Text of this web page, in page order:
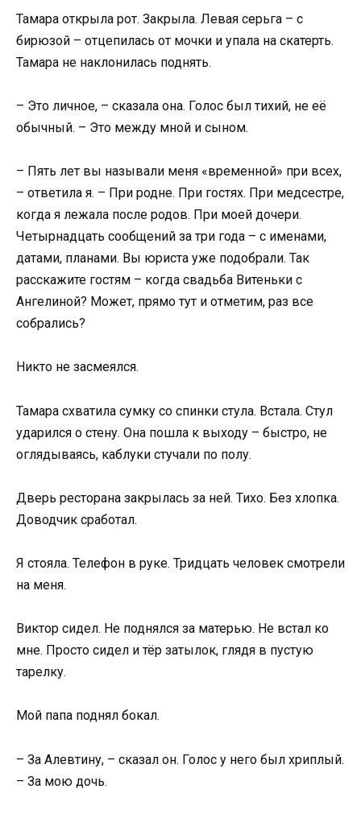
Тамара открыла рот. Закрыла. Левая серьга – с
бирюзой – отцепилась от мочки и упала на скатерть.
Тамара не наклонилась поднять.
– Это личное, – сказала она. Голос был тихий, не её
обычный. – Это между мной и сыном.
– Пять лет вы называли меня «временной» при всех,
– ответила я. – При родне. При гостях. При медсестре,
когда я лежала после родов. При моей дочери.
Четырнадцать сообщений за три года – с именами,
датами, планами. Вы юриста уже подобрали. Так
расскажите гостям – когда свадьба Витеньки с
Ангелиной? Может, прямо тут и отметим, раз все
собрались?
Никто не засмеялся.
Тамара схватила сумку со спинки стула. Встала. Стул
ударился о стену. Она пошла к выходу – быстро, не
оглядываясь, каблуки стучали по полу.
Дверь ресторана закрылась за ней. Тихо. Без хлопка.
Доводчик сработал.
Я стояла. Телефон в руке. Тридцать человек смотрели
на меня.
Виктор сидел. Не поднялся за матерью. Не встал ко
мне. Просто сидел и тёр затылок, глядя в пустую
тарелку.
Мой папа поднял бокал.
– За Алевтину, – сказал он. Голос у него был хриплый.
– За мою дочь.